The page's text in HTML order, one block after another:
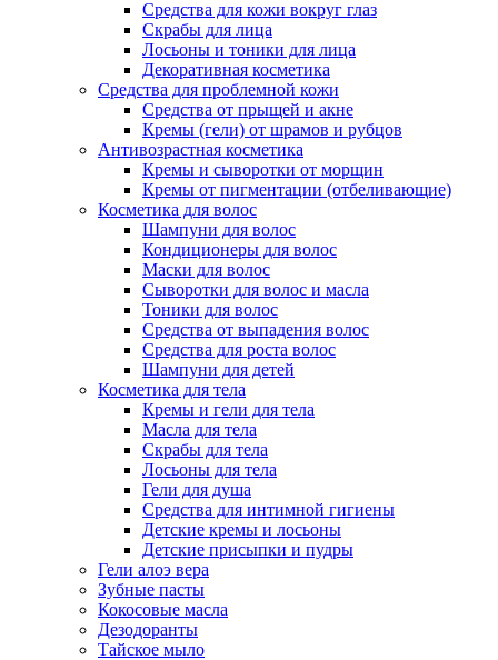
Средства для кожи вокруг глаз
Скрабы для лица
Лосьоны и тоники для лица
Декоративная косметика
Средства для проблемной кожи
Средства от прыщей и акне
Кремы (гели) от шрамов и рубцов
Антивозрастная косметика
Кремы и сыворотки от морщин
Кремы от пигментации (отбеливающие)
Косметика для волос
Шампуни для волос
Кондиционеры для волос
Маски для волос
Сыворотки для волос и масла
Тоники для волос
Средства от выпадения волос
Средства для роста волос
Шампуни для детей
Косметика для тела
Кремы и гели для тела
Масла для тела
Скрабы для тела
Лосьоны для тела
Гели для душа
Средства для интимной гигиены
Детские кремы и лосьоны
Детские присыпки и пудры
Гели алоэ вера
Зубные пасты
Кокосовые масла
Дезодоранты
Тайское мыло